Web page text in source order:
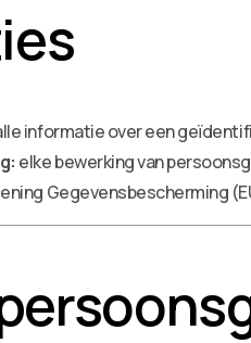
informatie over een
elke bewerking van
Gegevensbescherming